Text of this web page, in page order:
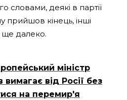
словами, деякі в партії
кінець, інші
далеко.
міністр
від Росії без
на перемир'я